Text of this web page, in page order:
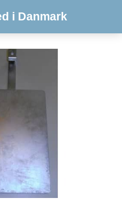
i Danmark